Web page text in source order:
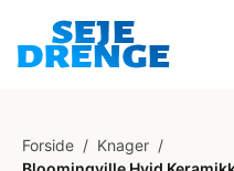
Forside / Knager /